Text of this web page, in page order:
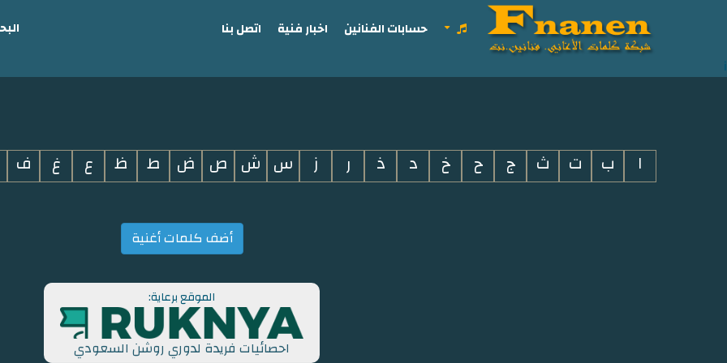
i
حسابات الفنانين اخبار فنية اتصل بنا
ا ب ت ث ج ح خ د ذ ر ز س ش ص ض ط ظ ع غ ف
أضف كلمات أغنية
الموقع برعاية:
احصائيات فريدة لدوري روشن السعودي